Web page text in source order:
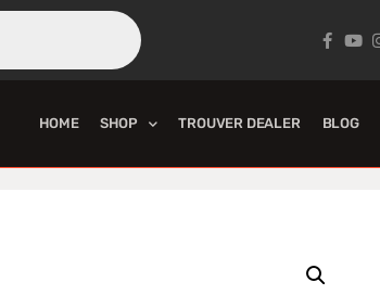
HOME SHOP TROUVER DEALER BLOG